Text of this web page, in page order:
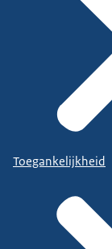
Toegankelijkheid